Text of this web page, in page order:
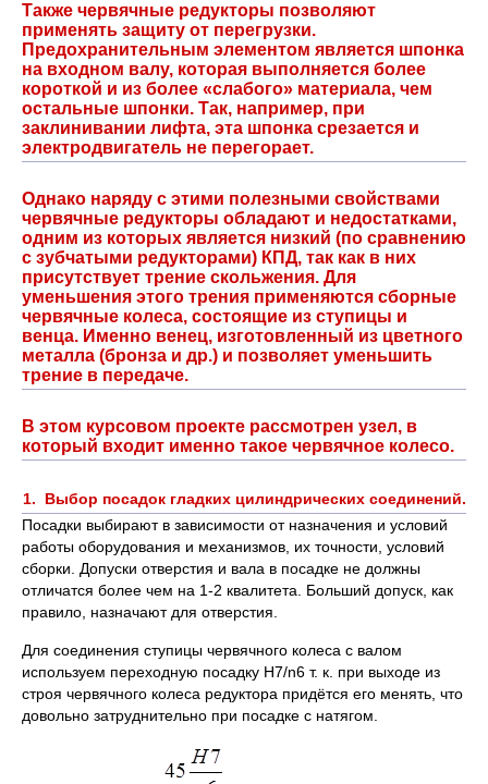
Также червячные редукторы позволяют
применять защиту от перегрузки.
Предохранительным элементом является шпонка
на входном валу, которая выполняется более
короткой и из более «слабого» материала, чем
остальные шпонки. Так, например, при
заклинивании лифта, эта шпонка срезается и
электродвигатель не перегорает.
Однако наряду с этими полезными свойствами
червячные редукторы обладают и недостатками,
одним из которых является низкий (по сравнению
с зубчатыми редукторами) КПД, так как в них
присутствует трение скольжения. Для
уменьшения этого трения применяются сборные
червячные колеса, состоящие из ступицы и
венца. Именно венец, изготовленный из цветного
металла (бронза и др.) и позволяет уменьшить
трение в передаче.
В этом курсовом проекте рассмотрен узел, в
который входит именно такое червячное колесо.
1. Выбор посадок гладких цилиндрических соединений.
Посадки выбирают в зависимости от назначения и условий
работы оборудования и механизмов, их точности, условий
сборки. Допуски отверстия и вала в посадке не должны
отличатся более чем на 1-2 квалитета. Больший допуск, как
правило, назначают для отверстия.
Для соединения ступицы червячного колеса с валом
используем переходную посадку H7/n6 т. к. при выходе из
строя червячного колеса редуктора придётся его менять, что
довольно затруднительно при посадке с натягом.